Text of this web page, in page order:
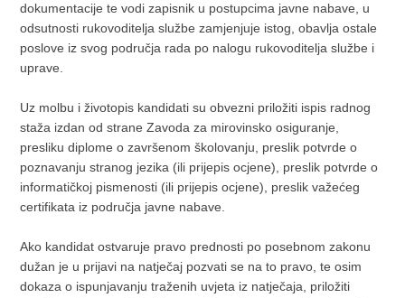
dokumentacije te vodi zapisnik u postupcima javne nabave, u
odsutnosti rukovoditelja službe zamjenjuje istog, obavlja ostale
poslove iz svog područja rada po nalogu rukovoditelja službe i
uprave.
Uz molbu i životopis kandidati su obvezni priložiti ispis radnog
staža izdan od strane Zavoda za mirovinsko osiguranje,
presliku diplome o završenom školovanju, preslik potvrde o
poznavanju stranog jezika (ili prijepis ocjene), preslik potvrde o
informatičkoj pismenosti (ili prijepis ocjene), preslik važećeg
certifikata iz područja javne nabave.
Ako kandidat ostvaruje pravo prednosti po posebnom zakonu
dužan je u prijavi na natječaj pozvati se na to pravo, te osim
dokaza o ispunjavanju traženih uvjeta iz natječaja, priložiti